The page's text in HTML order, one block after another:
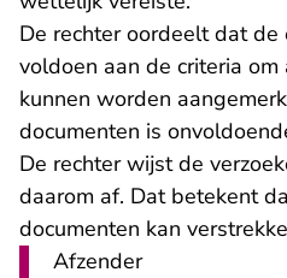
De rechter oordeelt dat
voldoen aan de criteria om
kunnen worden
documenten is
De rechter wijst de
daarom af. Dat betekent
documenten kan
Afzender